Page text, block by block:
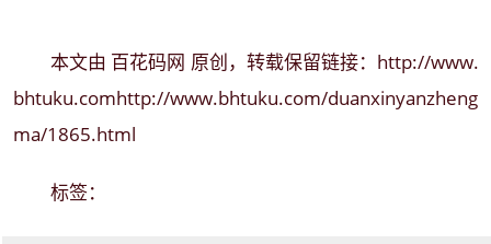
本文由 百花码网 原创，转载保留链接： http://www.
bhtuku.comhttp://www.bhtuku.com/duanxinyanzheng
ma/1865.html
标签：